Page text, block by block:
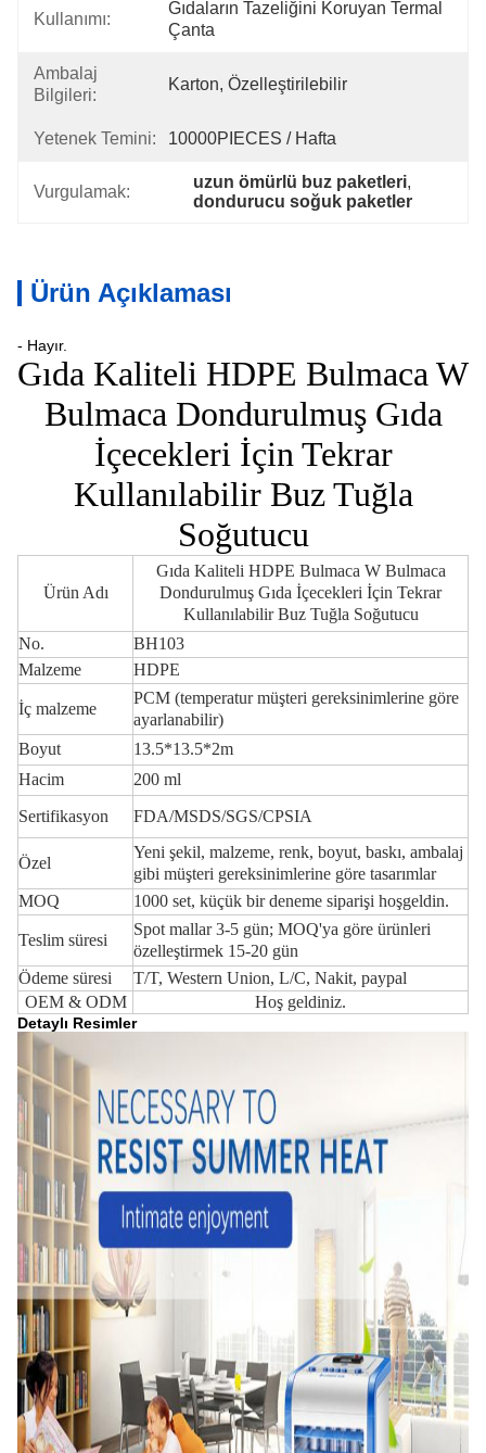
Kullanımı:
Gıdaların Tazeliğini Koruyan Termal
Çanta
Ambalaj
Bilgileri:
Karton, Özelleştirilebilir
Yetenek Temini: 10000PIECES / Hafta
Vurgulamak:
uzun ömürlü buz paketleri,
dondurucu soğuk paketler
Ürün Açıklaması
- Hayır.
Gıda Kaliteli HDPE Bulmaca W
Bulmaca Dondurulmuş Gıda
İçecekleri İçin Tekrar
Kullanılabilir Buz Tuğla
Soğutucu
Ürün Adı
Gıda Kaliteli HDPE Bulmaca W Bulmaca
Dondurulmuş Gıda İçecekleri İçin Tekrar
Kullanılabilir Buz Tuğla Soğutucu
No.
BH103
Malzeme
HDPE
İç malzeme
PCM (temperatur müşteri gereksinimlerine göre
ayarlanabilir)
Boyut
13.5*13.5*2m
Hacim
200 ml
Sertifikasyon
FDA/MSDS/SGS/CPSIA
Özel
Yeni şekil, malzeme, renk, boyut, baskı, ambalaj
gibi müşteri gereksinimlerine göre tasarımlar
MOQ
1000 set, küçük bir deneme siparişi hoşgeldin.
Teslim süresi
Spot mallar 3-5 gün; MOQ'ya göre ürünleri
özelleştirmek 15-20 gün
Ödeme süresi
T/T, Western Union, L/C, Nakit, paypal
OEM & ODM
Hoş geldiniz.
Detaylı Resimler